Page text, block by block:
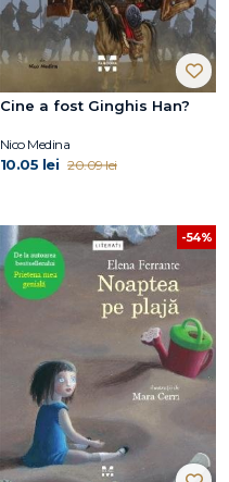
Cine a fost Ginghis Han?
Nico Medina
10.05 lei 20.09 lei
-54%